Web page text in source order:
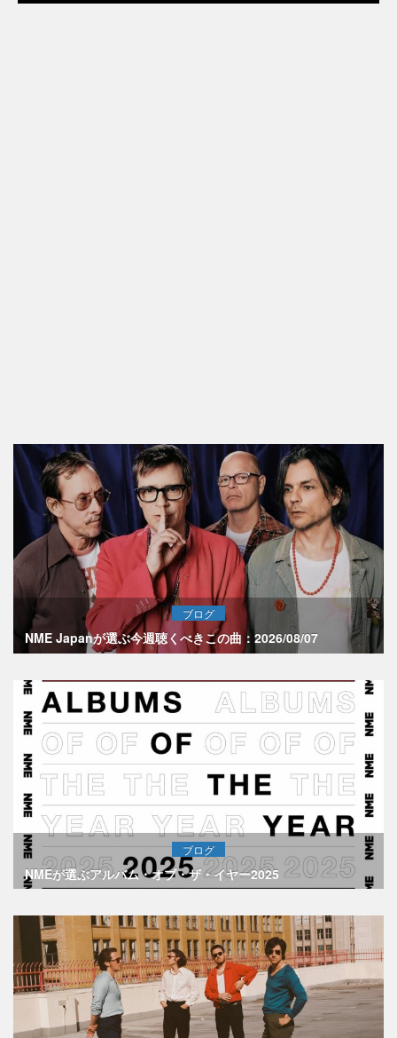
ブログ
NME Japanが選ぶ今週聴くべきこの曲：2026/08/07
ブログ
NMEが選ぶアルバム・オブ・ザ・イヤー2025